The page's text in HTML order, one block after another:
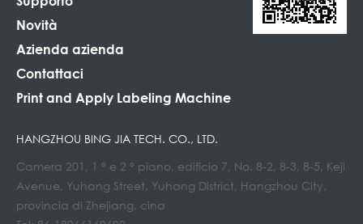
Novità
Azienda azienda
Contattaci
Print and Apply Labeling Machine
HANGZHOU BING JIA TECH. CO., LTD.
Camera 201, 1 ° e 2 ° piano, edificio 7, No. 8-2, 8-3, 8-5, Keji
Avenue, Yuhang Street, Yuhang District, Hangzhou City,
provincia di Zhejiang, cina